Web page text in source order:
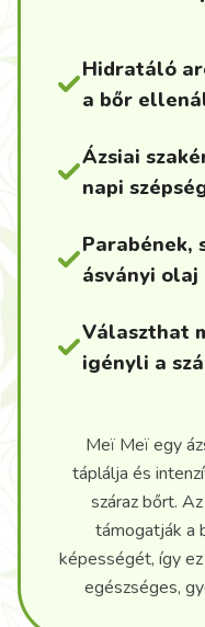
Hidratáló
a bőr
Ázsiai
napi
Parabének,
ásványi olaj
Választhat
igényli a
Meï Meï egy
táplálja és
száraz bőrt.
támogatják a
képességét, így
egészséges,